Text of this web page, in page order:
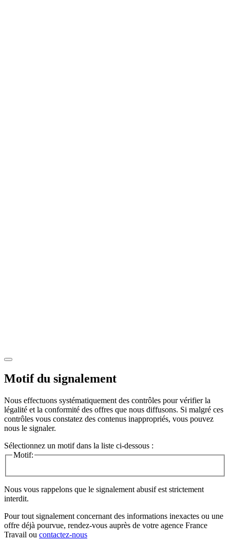
Motif du signalement
Nous effectuons systématiquement des contrôles pour vérifier la
légalité et la conformité des offres que nous diffusons. Si malgré ces
contrôles vous constatez des contenus inappropriés, vous pouvez
nous le signaler.
Sélectionnez un motif dans la liste ci-dessous :
Motif:
Nous vous rappelons que le signalement abusif est strictement
interdit.
Pour tout signalement concernant des informations inexactes ou une
offre déjà pourvue, rendez-vous auprès de votre agence France
Travail ou contactez-nous